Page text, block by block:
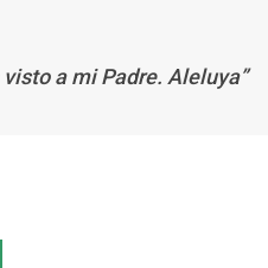
a mi Padre. Aleluya”